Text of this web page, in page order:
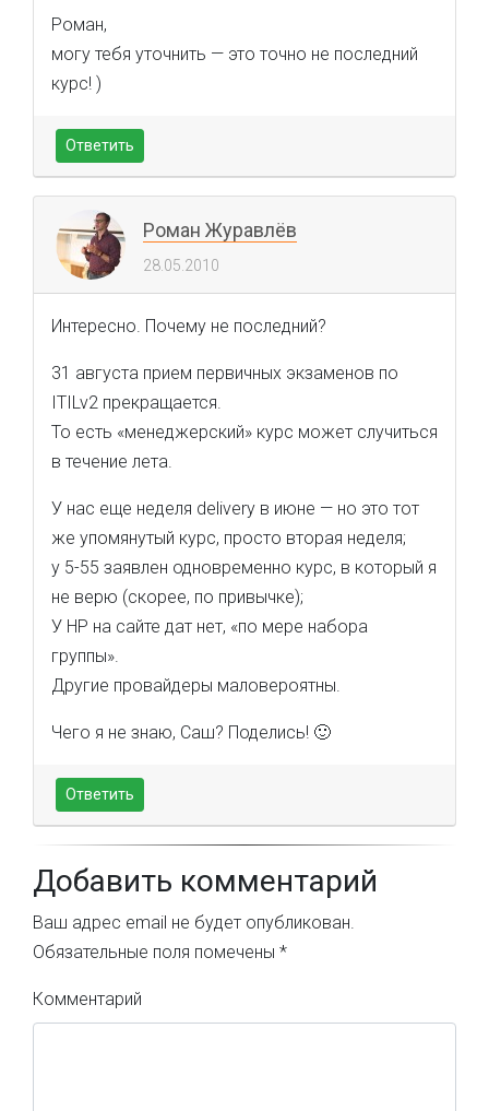
Роман,
могу тебя уточнить — это точно не последний
курс! )
Ответить
Роман Журавлёв
28.05.2010
Интересно. Почему не последний?
31 августа прием первичных экзаменов по
ITILv2 прекращается.
То есть «менеджерский» курс может случиться
в течение лета.
У нас еще неделя delivery в июне — но это тот
же упомянутый курс, просто вторая неделя;
у 5-55 заявлен одновременно курс, в который я
не верю (скорее, по привычке);
У HP на сайте дат нет, «по мере набора
группы».
Другие провайдеры маловероятны.
Чего я не знаю, Саш? Поделись! 🙂
Ответить
Добавить комментарий
Ваш адрес email не будет опубликован.
Обязательные поля помечены *
Комментарий